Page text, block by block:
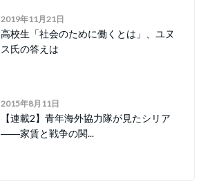
2019年11月21日
高校生「社会のために働くとは」、ユヌ
ス氏の答えは
2015年8月11日
【連載2】青年海外協力隊が見たシリア
――家賃と戦争の関...